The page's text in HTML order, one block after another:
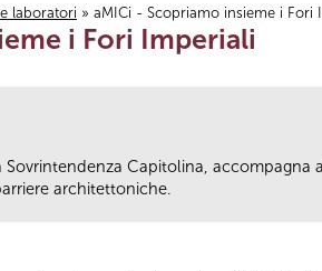
laboratori » aMICi - Scopriamo insieme i Fori
i Fori Imperiali
Capitolina, accompagna
architettoniche.